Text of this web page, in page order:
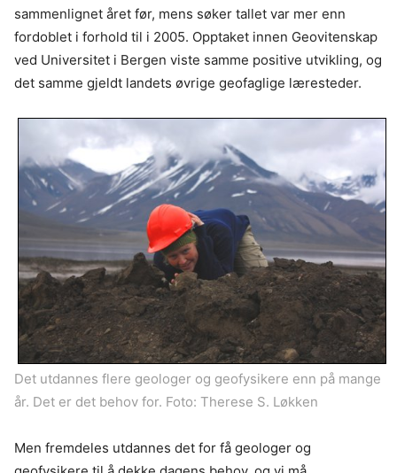
sammenlignet året før, mens søker tallet var mer enn
fordoblet i forhold til i 2005. Opptaket innen Geovitenskap
ved Universitet i Bergen viste samme positive utvikling, og
det samme gjeldt landets øvrige geofaglige læresteder.
Det utdannes flere geologer og geofysikere enn på mange
år. Det er det behov for. Foto: Therese S. Løkken
Men fremdeles utdannes det for få geologer og